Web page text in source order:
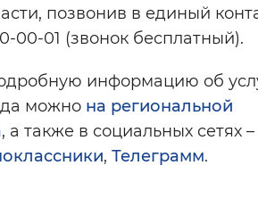
позвонив в единый
00-01 (звонок бесплатный).
информацию об
можно на региональной
, а также в социальных сетях –
, Телеграмм.